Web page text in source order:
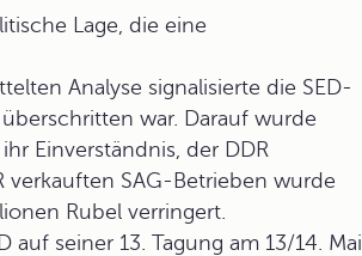
Lage, die eine
Analyse signalisierte die SED-
überschritten war. Darauf wurde
Einverständnis, der DDR
verkauften SAG-Betrieben wurde
Rubel verringert.
seiner 13. Tagung am 13/14. Mai